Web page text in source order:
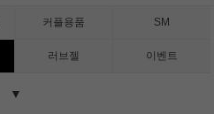
커플용품 SM
러브젤 이벤트
▼